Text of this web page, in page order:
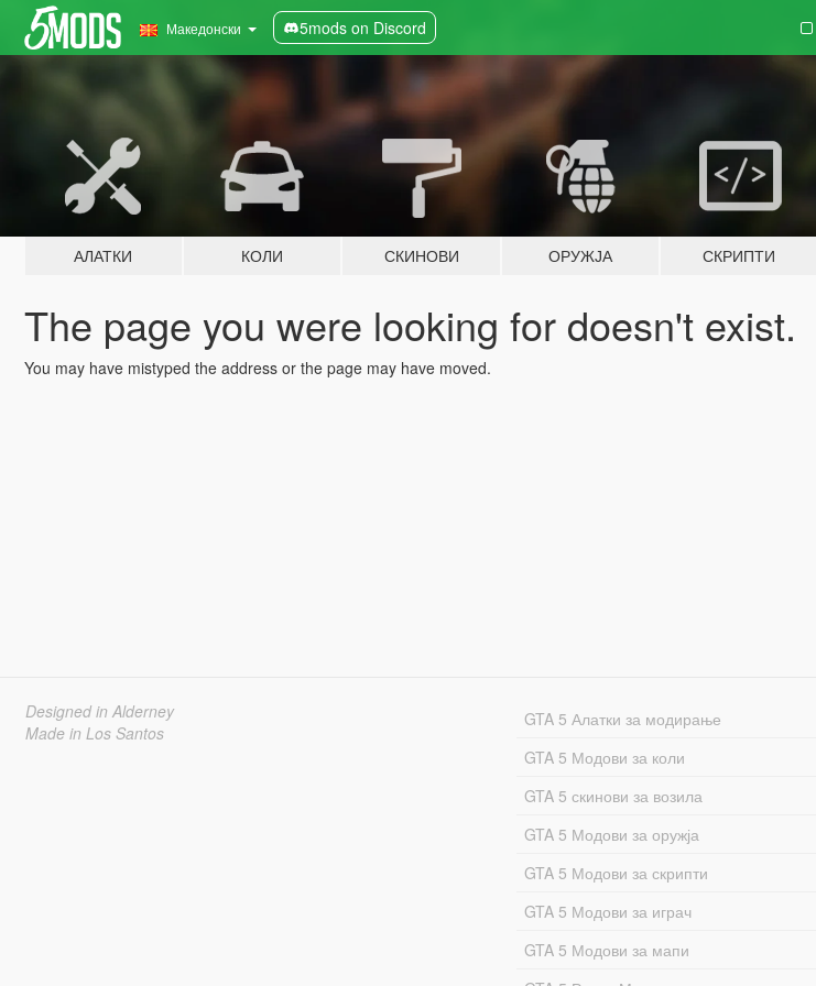
Македонски 5mods on Discord
АЛАТКИ КОЛИ СКИНОВИ ОРУЖЈА СКРИПТИ
The page you were looking for doesn't exist.
You may have mistyped the address or the page may have moved.
Designed in Alderney
Made in Los Santos
GTA 5 Алатки за модирање
GTA 5 Модови за коли
GTA 5 скинови за возила
GTA 5 Модови за оружја
GTA 5 Модови за скрипти
GTA 5 Модови за играч
GTA 5 Модови за мапи